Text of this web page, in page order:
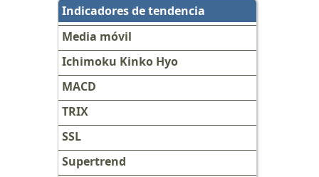
Indicadores de tendencia
Media móvil
Ichimoku Kinko Hyo
MACD
TRIX
SSL
Supertrend